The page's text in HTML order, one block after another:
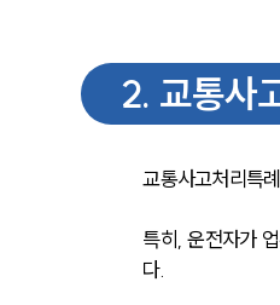
2. 교통사
교통사고처리특
특히, 운전자가
다.